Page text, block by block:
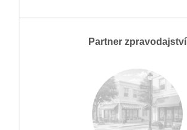
Partner zpravodajství